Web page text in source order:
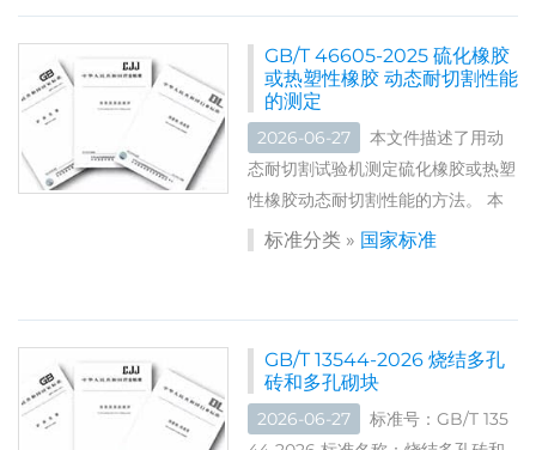
质量证明书。 本文件适用于热轧型
钢。 标准编号：GB/T...
GB/T 46605-2025 硫化橡胶
或热塑性橡胶 动态耐切割性能
的测定
2026-06-27
本文件描述了用动
态耐切割试验机测定硫化橡胶或热塑
性橡胶动态耐切割性能的方法。 本
文件适用于测定硫化橡胶或热塑性橡
体积切割量和(或)耐切割指数来表
示。 ​ 标准号：GB/T...
标准分类 » 国家标准
GB/T 13544-2026 烧结多孔
砖和多孔砌块
2026-06-27
标准号：GB/T 135